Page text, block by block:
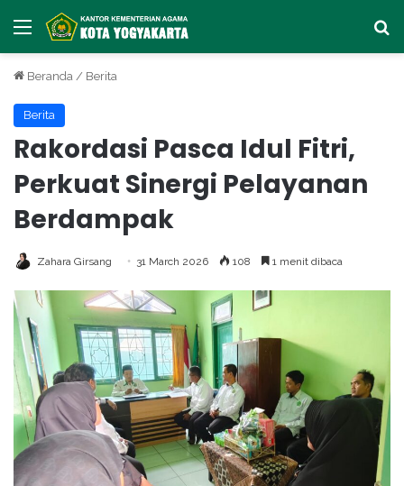
Menu
Beranda / Berita
Berita
Rakordasi Pasca Idul Fitri,
Perkuat Sinergi Pelayanan
Berdampak
Zahara Girsang 31 March 2026 108 1 menit dibaca